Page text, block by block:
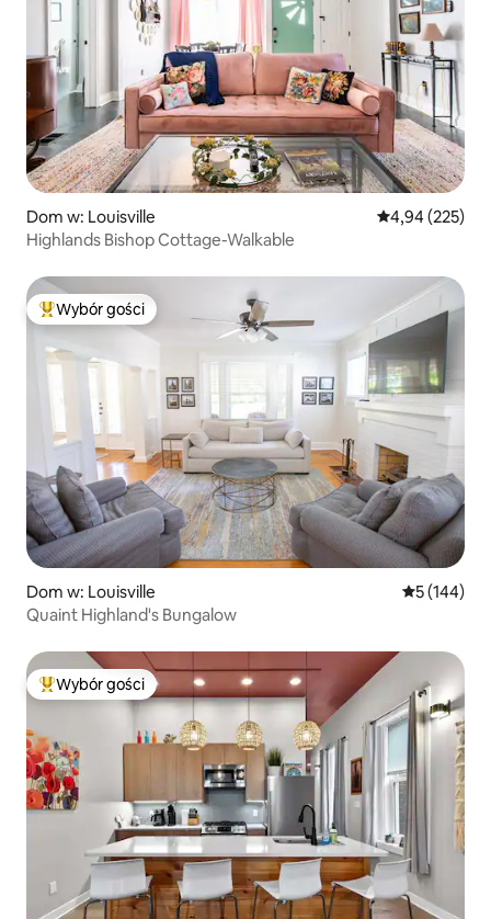
Dom w: Louisville Średnia
4,94 (225)
Highlands Bishop Cottage-Walkable
Najpopularniejsze z kategorii Wybór gości
Wybór gości
Dom w: Louisville Średnia
5 (144)
Quaint Highland's Bungalow
Najpopularniejsze z kategorii Wybór gości
Wybór gości